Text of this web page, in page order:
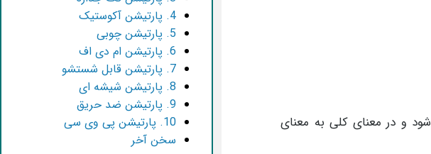
و در معنای کلی به معنای
4. پارتیشن آکوستیک
5. پارتیشن چوبی
6. پارتیشن ام دی اف
7. پارتیشن قابل شستشو
8. پارتیشن شیشه ای
9. پارتیشن ضد حریق
10. پارتیشن پی وی سی
سخن آخر